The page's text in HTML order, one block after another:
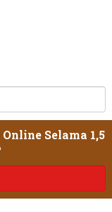
Selama 1,5